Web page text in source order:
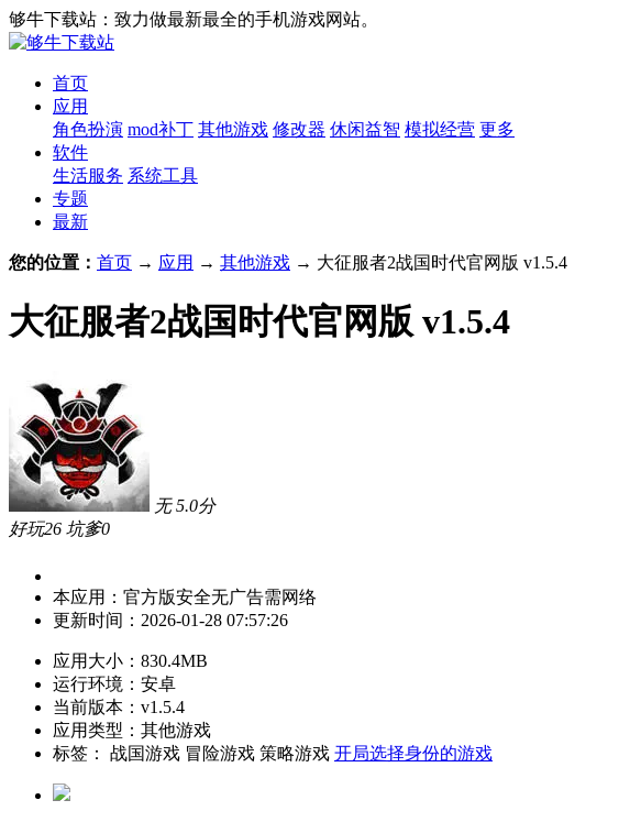
够牛下载站：致力做最新最全的手机游戏网站。
首页
应用
角色扮演 mod补丁 其他游戏 修改器 休闲益智 模拟经营 更多
软件
生活服务 系统工具
专题
最新
您的位置： 首页 → 应用 → 其他游戏 → 大征服者2战国时代官网版 v1.5.4
大征服者2战国时代官网版 v1.5.4
无 5.0分
好玩26 坑爹0
本应用： 官方版安全无广告需网络
更新时间： 2026-01-28 07:57:26
应用大小： 830.4MB
运行环境： 安卓
当前版本： v1.5.4
应用类型：其他游戏
标签： 战国游戏 冒险游戏 策略游戏 开局选择身份的游戏